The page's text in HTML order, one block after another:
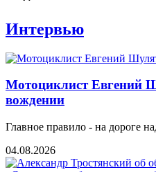
Интервью
Мотоциклист Евгений
вождении
Главное правило - на дороге
04.08.2026